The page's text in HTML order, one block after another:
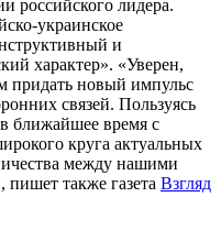
российского лидера.
украинское
и
характер». «Уверен,
новый импульс
связей. Пользуясь
ближайшее время с
круга актуальных
между нашими
пишет также газета Взгляд